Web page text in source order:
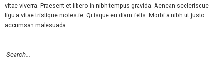
vitae viverra. Praesent et libero in nibh tempus gravida. Aenean scelerisque
ligula vitae tristique molestie. Quisque eu diam felis. Morbi a nibh ut justo
accumsan malesuada.